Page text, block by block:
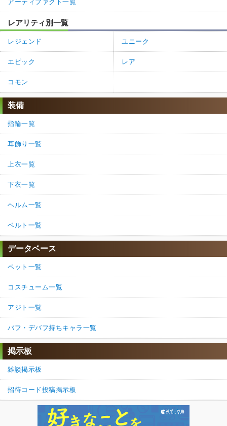
アーティファクト一覧
レアリティ別一覧
レジェンド ユニーク
エピック レア
コモン
装備
指輪一覧
耳飾り一覧
上衣一覧
下衣一覧
ヘルム一覧
ベルト一覧
データベース
ペット一覧
コスチューム一覧
アジト一覧
バフ・デバフ持ちキャラ一覧
掲示板
雑談掲示板
招待コード投稿掲示板